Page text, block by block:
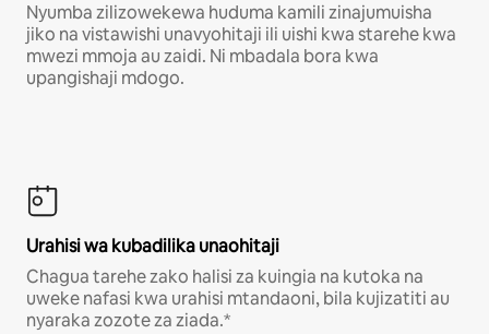
Nyumba zilizowekewa huduma kamili zinajumuisha
jiko na vistawishi unavyohitaji ili uishi kwa starehe kwa
mwezi mmoja au zaidi. Ni mbadala bora kwa
upangishaji mdogo.
Urahisi wa kubadilika unaohitaji
Chagua tarehe zako halisi za kuingia na kutoka na
uweke nafasi kwa urahisi mtandaoni, bila kujizatiti au
nyaraka zozote za ziada.*